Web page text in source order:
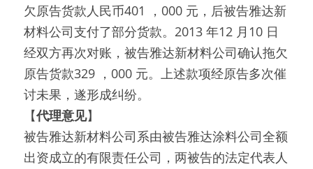
欠原告货款人民币401 ，000 元，后被告雅达新
材料公司支付了部分货款。2013 年12 月10 日
经双方再次对账，被告雅达新材料公司确认拖欠
原告货款329 ，000 元。上述款项经原告多次催
讨未果，遂形成纠纷。
【代理意见】
被告雅达新材料公司系由被告雅达涂料公司全额
出资成立的有限责任公司，两被告的法定代表人